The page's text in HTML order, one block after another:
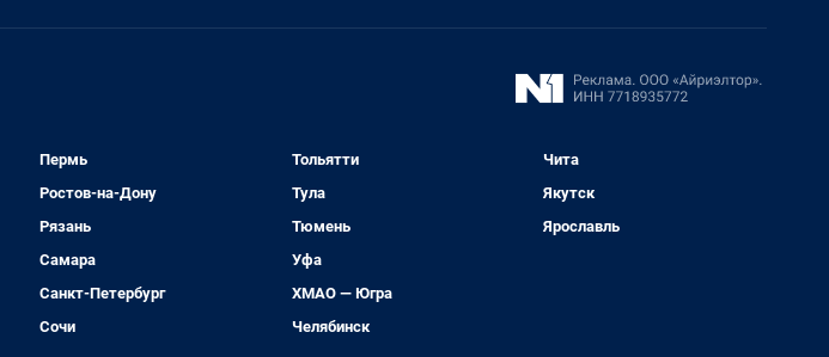
Пермь
Ростов-на-Дону
Рязань
Самара
Санкт-Петербург
Сочи
Тольятти
Тула
Тюмень
Уфа
ХМАО — Югра
Челябинск
Чита
Якутск
Ярославль